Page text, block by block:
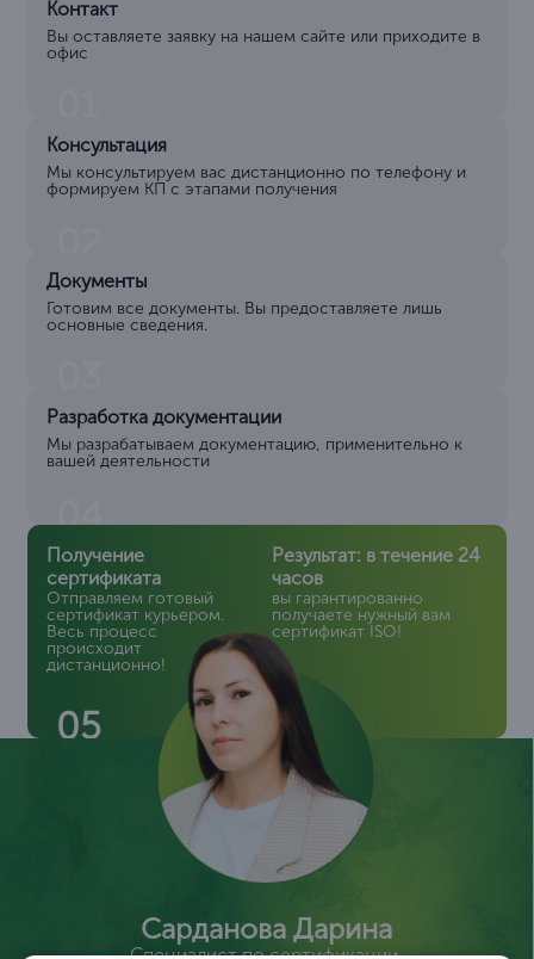
Контакт
Вы оставляете заявку на нашем сайте или приходите в
офис
Консультация
Мы консультируем вас дистанционно по телефону и
формируем КП с этапами получения
Документы
Готовим все документы. Вы предоставляете лишь
основные сведения.
Разработка документации
Мы разрабатываем документацию, применительно к
вашей деятельности
04
Получение
сертификата
Отправляем готовый
сертификат курьером.
Весь процесс
происходит
дистанционно!
Результат: в течение 24
часов
вы гарантированно
получаете нужный вам
сертификат ISO!
05
Сарданова Дарина